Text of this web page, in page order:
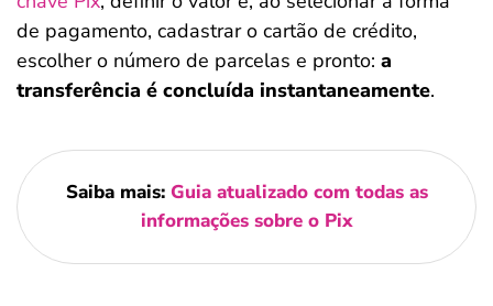
de pagamento, cadastrar o cartão de crédito,
escolher o número de parcelas e pronto: a
transferência é concluída instantaneamente.
Saiba mais: Guia atualizado com todas as
informações sobre o Pix